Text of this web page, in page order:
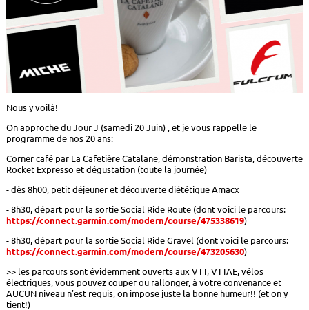
Nous y voilà!
On approche du Jour J (samedi 20 Juin) , et je vous rappelle le
programme de nos 20 ans:
Corner café par La Cafetière Catalane, démonstration Barista, découverte
Rocket Expresso et dégustation (toute la journée)
- dès 8h00, petit déjeuner et découverte diététique Amacx
- 8h30, départ pour la sortie Social Ride Route (dont voici le parcours:
https://connect.garmin.com/modern/course/475338619)
- 8h30, départ pour la sortie Social Ride Gravel (dont voici le parcours:
https://connect.garmin.com/modern/course/473205630)
>> les parcours sont évidemment ouverts aux VTT, VTTAE, vélos
électriques, vous pouvez couper ou rallonger, à votre convenance et
AUCUN niveau n'est requis, on impose juste la bonne humeur!! (et on y
tient!)